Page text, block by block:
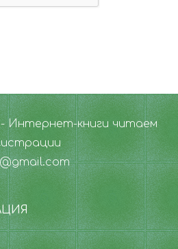
Интернет-книги читаем